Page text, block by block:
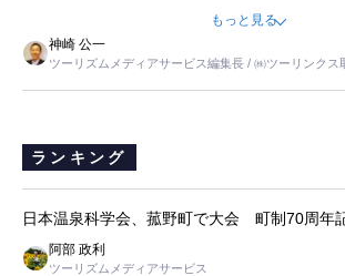
ました。母の住まいから近いという理由で、その
すが、私と妹にとっては、半日仕事ででした。シ
は、当人だけではなく、世話をする家族の足の便
と思いました。
もっと見る
神崎 公一
ツーリズムメディアサービス編集長 / ㈱ツーリンクス
ランキング
日本温泉科学会、菰野町で大会 町制70周年
阿部 政利
ツーリズムメディアサービス